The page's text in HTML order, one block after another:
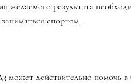
желаемого результата
спортом.
может действительно помочь